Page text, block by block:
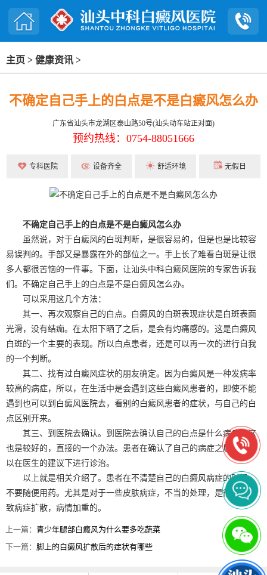
主页 > 健康资讯 >
不确定自己手上的白点是不是白癜风怎么办
广东省汕头市龙湖区泰山路50号(汕头动车站正对面)
预约热线：0754-88051666
专科医院 设备齐全 舒适环境 无假日
不确定自己手上的白点是不是白癜风怎么办
虽然说，对于白癜风的白斑判断，是很容易的，但是也是比较容
易误判的。手部又是暴露在外的部位之一。手上长了难看白斑是让很
多人都很苦恼的一件事。下面，让汕头中科白癜风医院的专家告诉我
们。不确定自己手上的白点是不是白癜风怎么办。
可以采用这几个方法：
其一、再次观察自己的白点。白癜风的白斑表现症状是白斑表面
光滑，没有结痂。在太阳下晒了之后，是会有灼痛感的。这是白癜风
白斑的一个主要的表现。所以白点患者，还是可以再一次的进行自我
的一个判断。
其二、找有过白癜风症状的朋友确定。因为白癜风是一种发病率
较高的病症，所以，在生活中是会遇到这些白癜风患者的，即使不能
遇到也可以到白癜风医院去，看别的白癜风患者的症状，与自己的白
点区别开来。
其三、到医院去确认。到医院去确认自己的白点是什么病症，这
也是较好的，直接的一个办法。患者在确认了自己的病症之后，还可
以在医生的建议下进行诊治。
以上就是相关介绍了。患者在不清楚自己的白癜风病症的时候，
不要随便用药。尤其是对于一些皮肤病症，不当的处理，是很容易导
致病症扩散，病情加重的。
上一篇：青少年腿部白癜风为什么要多吃蔬菜
下一篇：脚上的白癜风扩散后的症状有哪些